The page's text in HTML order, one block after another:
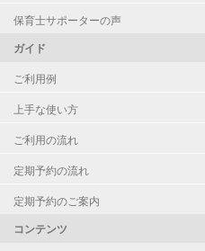
保育士サポーターの声
ガイド
ご利用例
上手な使い方
ご利用の流れ
定期予約の流れ
定期予約のご案内
コンテンツ